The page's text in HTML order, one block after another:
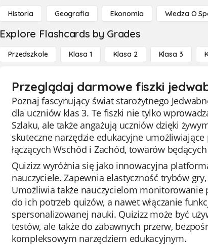
Historia Geografia Ekonomia Wiedza O
Explore Flashcards by Grades
Przedszkole Klasa 1 Klasa 2 Klasa 3
Przeglądaj darmowe fiszki
Poznaj fascynujący świat starożytnego
dla uczniów klas 3. Te fiszki nie tylko
Szlaku, ale także angażują uczniów dzięki
skuteczne narzędzie edukacyjne
łączących Wschód i Zachód, towarów
Quizizz wyróżnia się jako innowacyjna
nauczyciele. Zapewnia elastyczność trybów
Umożliwia także nauczycielom
do ich potrzeb quizów, a nawet włączanie
spersonalizowanej nauki. Quizizz może być
testów, ale także do zabawnych przerw,
kompleksowym narzędziem edukacyjnym.